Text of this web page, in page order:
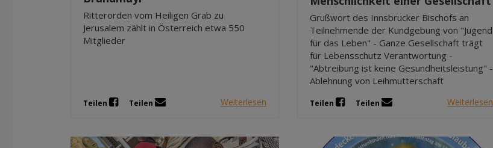
Ritterorden vom Heiligen Grab zu
Jerusalem zählt in Österreich etwa 550
Mitglieder
Teilen Teilen Weiterlesen
Grußwort des Innsbrucker Bischofs an
Teilnehmende der Kundgebung von "Jugend
für das Leben" - Ganze Gesellschaft trägt
für Lebensschutz Verantwortung -
"Abtreibung ist keine Gesundheitsleistung" -
Ablehnung von Leihmutterschaft
Teilen Teilen Weiterlesen